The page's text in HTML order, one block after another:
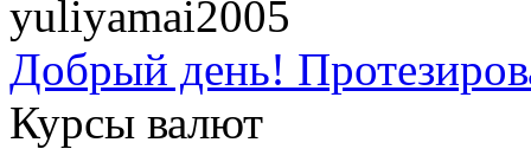
yuliyamai2005
Добрый день!
Курсы валют